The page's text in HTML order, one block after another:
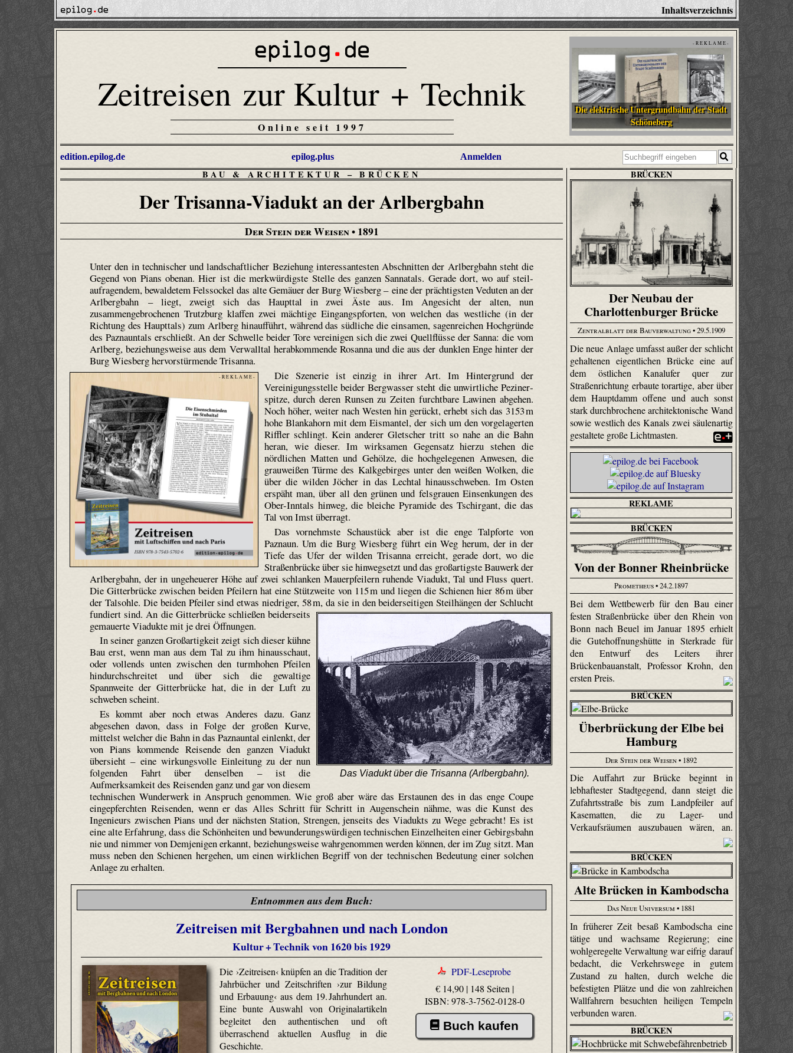
Inhaltsverzeichnis
Zeitreisen zur Kultur + Technik
Online seit 1997
- R E K L A M E -
Die elektrische Untergrundbahn der Stadt
Schöneberg
edition.epilog.de epilog.plus Anmelden
BAU & ARCHITEKTUR–BRÜCKEN
Der Trisanna-Viadukt an der Arlbergbahn
Der Stein der Weisen• 1891
Unter den in technischer und landschaftlicher Beziehung interessantesten Abschnitten der Arlbergbahn steht die
Gegend von Pians obenan. Hier ist die merkwürdigste Stelle des ganzen Sannatals. Gerade dort, wo auf steil­
aufragendem, bewaldetem Felssockel das alte Gemäuer der Burg Wiesberg – eine der prächtigsten Veduten an der
Arlbergbahn – liegt, zweigt sich das Haupttal in zwei Äste aus. Im Angesicht der alten, nun
zusammengebrochenen Trutzburg klaffen zwei mächtige Eingangspforten, von welchen das westliche (in der
Richtung des Haupttals) zum Arlberg hinaufführt, während das südliche die einsamen, sagen­reichen Hochgründe
des Paznaun­tals erschließt. An der Schwelle beider Tore vereinigen sich die zwei Quellflüsse der Sanna: die vom
Arlberg, beziehungsweise aus dem Verwalltal herab­kommende Rosanna und die aus der dunklen Enge hinter der
Burg Wiesberg hervor­stürmende Trisanna.
- R E K L A M E -
Die Szenerie ist einzig in ihrer Art. Im Hintergrund der
Vereinigungs­stelle beider Bergwasser steht die unwirtliche Peziner­
spitze, durch deren Runsen zu Zeiten furchtbare Lawinen abgehen.
Noch höher, weiter nach Westen hin gerückt, erhebt sich das 3153 m
hohe Blankahorn mit dem Eismantel, der sich um den vorgelagerten
Riffler schlingt. Kein anderer Gletscher tritt so nahe an die Bahn
heran, wie dieser. Im wirksamen Gegensatz hierzu stehen die
nördlichen Matten und Gehölze, die hochgelegenen Anwesen, die
grauweißen Türme des Kalkgebirges unter den weißen Wolken, die
über die wilden Jöcher in das Lechtal hinaus­schweben. Im Osten
erspäht man, über all den grünen und fels­grauen Einsenkungen des
Ober-Inntals hinweg, die bleiche Pyramide des Tschirgant, die das
Tal von Imst überragt.
Das vornehmste Schaustück aber ist die enge Talpforte von
Paznaun. Um die Burg Wiesberg führt ein Weg herum, der in der
Tiefe das Ufer der wilden Trisanna erreicht, gerade dort, wo die
Straßenbrücke über sie hinwegsetzt und das großartigste Bauwerk der
Arlbergbahn, der in unge­heuerer Höhe auf zwei schlanken Mauerpfeilern ruhende Viadukt, Tal und Fluss quert.
Die Gitterbrücke zwischen beiden Pfeilern hat eine Stützweite von 115 m und liegen die Schienen hier 86 m über
der Talsohle. Die beiden Pfeiler sind etwas niedriger, 58 m, da sie in den beiderseitigen Steilhängen der Schlucht
fundiert sind.
Das Viadukt über die Trisanna (Arlbergbahn).
An die Gitterbrücke schließen beiderseits
gemauerte Viadukte mit je drei Öffnungen.
In seiner ganzen Großartigkeit zeigt sich dieser kühne
Bau erst, wenn man aus dem Tal zu ihm hinausschaut,
oder vollends unten zwischen den turmhohen Pfeilen
hindurch­schreitet und über sich die gewaltige
Spannweite der Gitterbrücke hat, die in der Luft zu
schweben scheint.
Es kommt aber noch etwas Anderes dazu. Ganz
abgesehen davon, dass in Folge der großen Kurve,
mittelst welcher die Bahn in das Paznaun­tal einlenkt, der
von Pians kommende Reisende den ganzen Viadukt
übersieht – eine wirkungsvolle Einleitung zu der nun
folgenden Fahrt über denselben – ist die
Aufmerksamkeit des Reisenden ganz und gar von diesem
technischen Wunderwerk in Anspruch genommen. Wie groß aber wäre das Erstaunen des in das enge Coupe
eingepferchten Reisenden, wenn er das Alles Schritt für Schritt in Augenschein nähme, was die Kunst des
Ingenieurs zwischen Pians und der nächsten Station, Strengen, jenseits des Viadukts zu Wege gebracht! Es ist
eine alte Erfahrung, dass die Schönheiten und bewunderungswürdigen technischen Einzelheiten einer Gebirgsbahn
nie und nimmer von Demjenigen erkannt, beziehungsweise wahrgenommen werden können, der im Zug sitzt. Man
muss neben den Schienen hergehen, um einen wirklichen Begriff von der technischen Bedeutung einer solchen
Anlage zu erhalten.
Entnommen aus dem Buch:
Zeitreisen mit Bergbahnen und nach London
Kultur + Technik von 1620 bis 1929
Die ›Zeitreisen‹ knüpfen an die Tradition der
Jahrbücher und Zeitschriften ›zur Bildung
und Erbauung‹ aus dem 19. Jahrhundert an.
Eine bunte Auswahl von Originalartikeln
begleitet den authentischen und oft
überraschend aktuellen Ausflug in die
Geschichte.
PDF-Leseprobe
€ 14,90 | 148 Seiten |
ISBN: 978-3-7562-0128-0
Buch kaufen
BRÜCKEN
Der Neubau der
Charlottenburger Brücke
Zentralblatt der Bauverwaltung• 29.5.1909
Die neue Anlage umfasst außer der schlicht
gehaltenen eigentlichen Brücke eine auf
dem östlichen Kanalufer quer zur
Straßenrichtung erbaute torartige, aber über
dem Hauptdamm offene und auch sonst
stark durchbrochene architektonische Wand
sowie westlich des Kanals zwei säulenartig
gestaltete große Lichtmasten.
REKLAME
BRÜCKEN
Von der Bonner Rheinbrücke
Prometheus• 24.2.1897
Bei dem Wettbewerb für den Bau einer
festen Straßenbrücke über den Rhein von
Bonn nach Beuel im Januar 1895 erhielt
die Gutehoffnungshütte in Sterkrade für
den Entwurf des Leiters ihrer
Brückenbauanstalt, Professor Krohn, den
ersten Preis.
BRÜCKEN
Überbrückung der Elbe bei
Hamburg
Der Stein der Weisen• 1892
Die Auffahrt zur Brücke beginnt in
lebhaftester Stadtgegend, dann steigt die
Zufahrtsstraße bis zum Landpfeiler auf
Kasematten, die zu Lager- und
Verkaufsräumen auszubauen wären, an.
BRÜCKEN
Alte Brücken in Kambodscha
Das Neue Universum • 1881
In früherer Zeit besaß Kambodscha eine
tätige und wachsame Regierung; eine
wohl­gere­gelte Verwaltung war eifrig darauf
bedacht, die Verkehrswege in gutem
Zustand zu halten, durch welche die
befestigten Plätze und die von zahlreichen
Wallfahrern besuchten heiligen Tempeln
verbunden waren.
BRÜCKEN